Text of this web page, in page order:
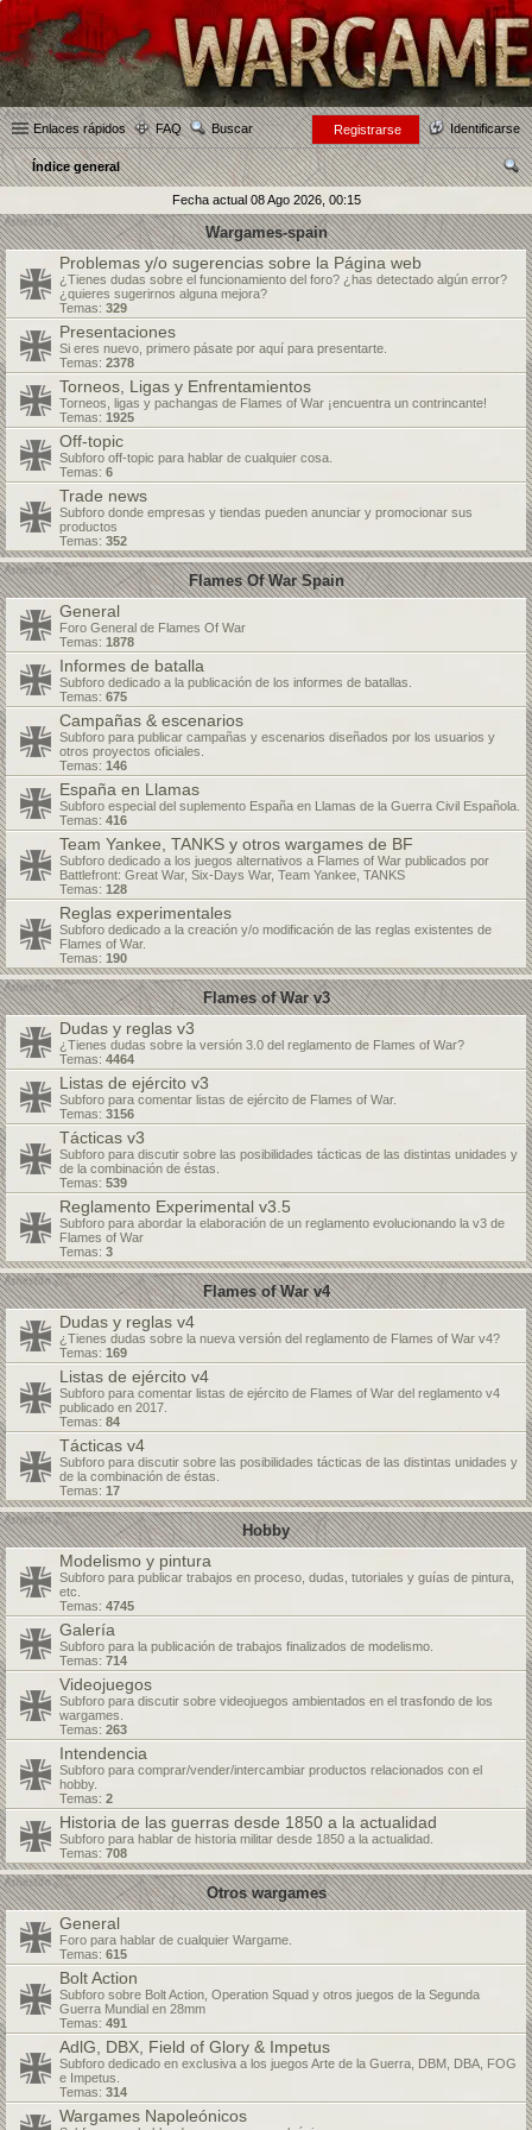
Enlaces rápidos FAQ Buscar Identificarse
Registrarse
Índice general
car
Fecha actual 08 Ago 2026, 00:15
Wargames-spain
Problemas y/o sugerencias sobre la Página web
¿Tienes dudas sobre el funcionamiento del foro? ¿has detectado algún error?
¿quieres sugerirnos alguna mejora?
Temas: 329
Presentaciones
Si eres nuevo, primero pásate por aquí para presentarte.
Temas: 2378
Torneos, Ligas y Enfrentamientos
Torneos, ligas y pachangas de Flames of War ¡encuentra un contrincante!
Temas: 1925
Off-topic
Subforo off-topic para hablar de cualquier cosa.
Temas: 6
Trade news
Subforo donde empresas y tiendas pueden anunciar y promocionar sus
productos
Temas: 352
Flames Of War Spain
General
Foro General de Flames Of War
Temas: 1878
Informes de batalla
Subforo dedicado a la publicación de los informes de batallas.
Temas: 675
Campañas & escenarios
Subforo para publicar campañas y escenarios diseñados por los usuarios y
otros proyectos oficiales.
Temas: 146
España en Llamas
Subforo especial del suplemento España en Llamas de la Guerra Civil Española.
Temas: 416
Team Yankee, TANKS y otros wargames de BF
Subforo dedicado a los juegos alternativos a Flames of War publicados por
Battlefront: Great War, Six-Days War, Team Yankee, TANKS
Temas: 128
Reglas experimentales
Subforo dedicado a la creación y/o modificación de las reglas existentes de
Flames of War.
Temas: 190
Flames of War v3
Dudas y reglas v3
¿Tienes dudas sobre la versión 3.0 del reglamento de Flames of War?
Temas: 4464
Listas de ejército v3
Subforo para comentar listas de ejército de Flames of War.
Temas: 3156
Tácticas v3
Subforo para discutir sobre las posibilidades tácticas de las distintas unidades y
de la combinación de éstas.
Temas: 539
Reglamento Experimental v3.5
Subforo para abordar la elaboración de un reglamento evolucionando la v3 de
Flames of War
Temas: 3
Flames of War v4
Dudas y reglas v4
¿Tienes dudas sobre la nueva versión del reglamento de Flames of War v4?
Temas: 169
Listas de ejército v4
Subforo para comentar listas de ejército de Flames of War del reglamento v4
publicado en 2017.
Temas: 84
Tácticas v4
Subforo para discutir sobre las posibilidades tácticas de las distintas unidades y
de la combinación de éstas.
Temas: 17
Hobby
Modelismo y pintura
Subforo para publicar trabajos en proceso, dudas, tutoriales y guías de pintura,
etc.
Temas: 4745
Galería
Subforo para la publicación de trabajos finalizados de modelismo.
Temas: 714
Videojuegos
Subforo para discutir sobre videojuegos ambientados en el trasfondo de los
wargames.
Temas: 263
Intendencia
Subforo para comprar/vender/intercambiar productos relacionados con el
hobby.
Temas: 2
Historia de las guerras desde 1850 a la actualidad
Subforo para hablar de historia militar desde 1850 a la actualidad.
Temas: 708
Otros wargames
General
Foro para hablar de cualquier Wargame.
Temas: 615
Bolt Action
Subforo sobre Bolt Action, Operation Squad y otros juegos de la Segunda
Guerra Mundial en 28mm
Temas: 491
AdlG, DBX, Field of Glory & Impetus
Subforo dedicado en exclusiva a los juegos Arte de la Guerra, DBM, DBA, FOG
e Impetus.
Temas: 314
Wargames Napoleónicos